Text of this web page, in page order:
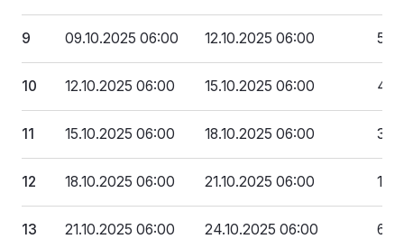
9 09.10.2025 06:00 12.10.2025 06:00 58
10 12.10.2025 06:00 15.10.2025 06:00 45
11 15.10.2025 06:00 18.10.2025 06:00 32
12 18.10.2025 06:00 21.10.2025 06:00 19
13 21.10.2025 06:00 24.10.2025 06:00 6